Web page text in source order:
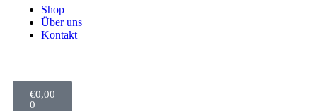
Shop
Über uns
Kontakt
€0,00
0